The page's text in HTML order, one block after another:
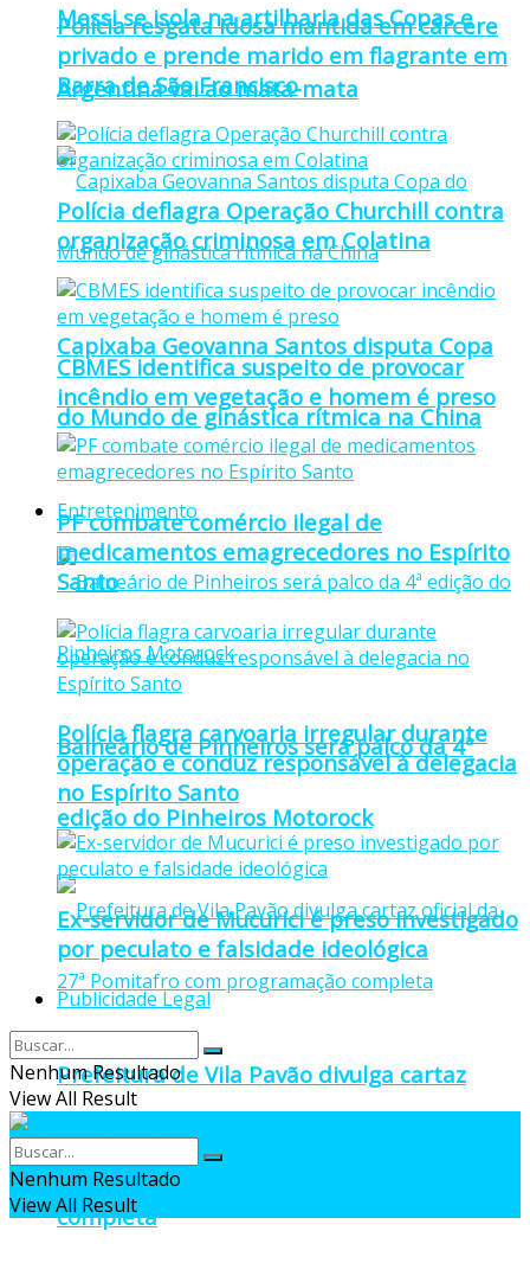
Messi se isola na artilharia das Copas e
Argentina vai ao mata-mata
Capixaba Geovanna Santos disputa Copa
do Mundo de ginástica rítmica na China
Entretenimento
Balneário de Pinheiros será palco da 4ª
edição do Pinheiros Motorock
Prefeitura de Vila Pavão divulga cartaz
oficial da 27ª Pomitafro com programação
completa
Polícia resgata idosa mantida em cárcere
privado e prende marido em flagrante em
Barra de São Francisco
Polícia deflagra Operação Churchill contra
organização criminosa em Colatina
CBMES identifica suspeito de provocar
incêndio em vegetação e homem é preso
PF combate comércio ilegal de
medicamentos emagrecedores no Espírito
Santo
Polícia flagra carvoaria irregular durante
operação e conduz responsável à delegacia
no Espírito Santo
Ex-servidor de Mucurici é preso investigado
por peculato e falsidade ideológica
Publicidade Legal
Nenhum Resultado
View All Result
Nenhum Resultado
View All Result